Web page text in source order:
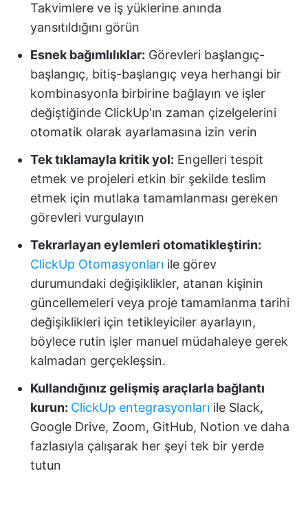
Takvimlere ve iş yüklerine anında
yansıtıldığını görün
Esnek bağımlılıklar: Görevleri başlangıç-
başlangıç, bitiş-başlangıç veya herhangi bir
kombinasyonla birbirine bağlayın ve işler
değiştiğinde ClickUp'ın zaman çizelgelerini
otomatik olarak ayarlamasına izin verin
Tek tıklamayla kritik yol: Engelleri tespit
etmek ve projeleri etkin bir şekilde teslim
etmek için mutlaka tamamlanması gereken
görevleri vurgulayın
Tekrarlayan eylemleri otomatikleştirin:
ClickUp Otomasyonları ile görev
durumundaki değişiklikler, atanan kişinin
güncellemeleri veya proje tamamlanma tarihi
değişiklikleri için tetikleyiciler ayarlayın,
böylece rutin işler manuel müdahaleye gerek
kalmadan gerçekleşsin.
Kullandığınız gelişmiş araçlarla bağlantı
kurun: ClickUp entegrasyonları ile Slack,
Google Drive, Zoom, GitHub, Notion ve daha
fazlasıyla çalışarak her şeyi tek bir yerde
tutun